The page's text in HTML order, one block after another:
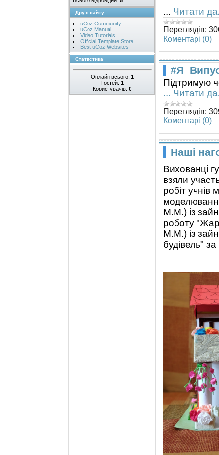
Друзі сайту
uCoz Community
uCoz Manual
Video Tutorials
Official Template Store
Best uCoz Websites
Статистика
Онлайн всього: 1
Гостей: 1
Користувачів: 0
... Читати
Переглядів:
Коментарі (0)
Підтримую
... Читати
Переглядів:
Коментарі (0)
Наші
Вихованці
взяли
робіт учнів
М.М.) із
роботу
М.М.) із
будівель"